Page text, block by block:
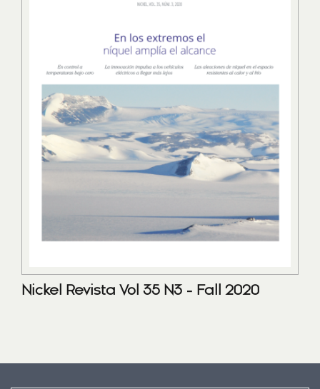
Nickel Revista Vol 35 N3 - Fall 2020